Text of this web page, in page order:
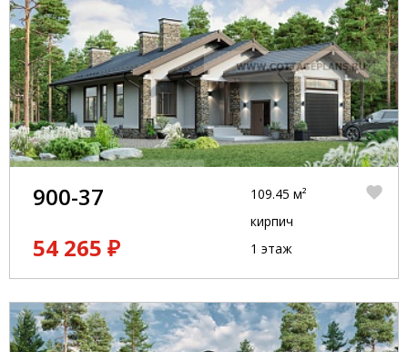
900-37
54 265 ₽
109.45 м²
кирпич
1 этаж